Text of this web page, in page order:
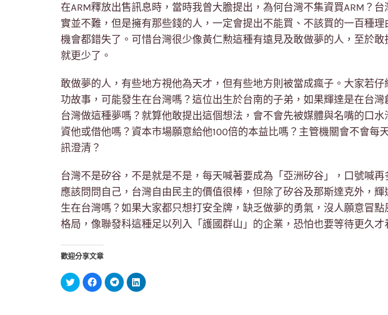
在ARM釋放出售訊息時，當時我曾大膽提出，為何台灣不集資買ARM？
實並不難，但是擁有那些錢的人，一定會提出不能買、不該買的一百種
機會都錯失了。可惜台灣很少像黃仁勲這種有遠見及敢做夢的人，至於敢
就更少了。
敢做夢的人，有些地方視他為天才，但有些地方則被當成瘋子。大家若
功故事，可能發生在台灣嗎？這位出生於台南的子弟，如果輝達是在台
台灣做這種夢嗎？就算他敢提出這個想法，會不會先被媒體與名嘴的口
資他或借他嗎？資本市場願意給他100倍的本益比嗎？主管機關會不會每
訊澄清？
台灣不是矽谷，不是就是不是，每天喊著要成為「亞洲矽谷」，口號喊再
應該問問自己，台灣自由民主的價值很棒，但除了矽谷及那斯達克外，
生在台灣嗎？如果大家都只想打安全牌，缺乏做夢的勇氣，沒人願意冒
格局，像聯發科這種足以列入「護國群山」的企業，恐怕也要等待更久才
歡迎分享文章
分
享
按
一
按
一
分
享